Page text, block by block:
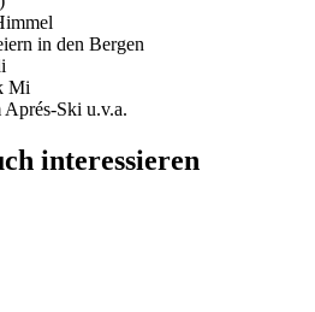
in den Bergen
Mi
Ski u.v.a.
interessieren